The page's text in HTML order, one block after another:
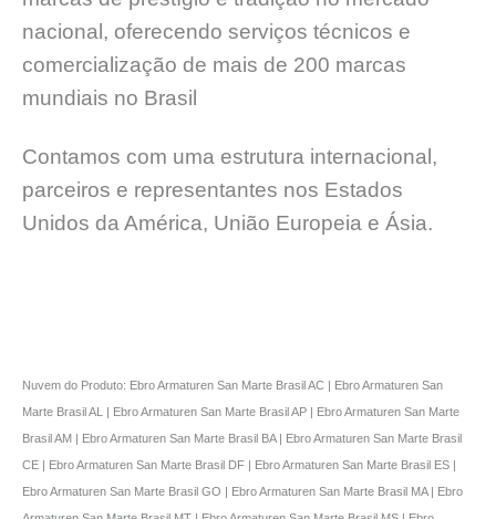
nacional, oferecendo serviços técnicos e
comercialização de mais de 200 marcas
mundiais no Brasil
Contamos com uma estrutura internacional,
parceiros e representantes nos Estados
Unidos da América, União Europeia e Ásia.
Nuvem do Produto: Ebro Armaturen San Marte Brasil AC | Ebro Armaturen San
Marte Brasil AL | Ebro Armaturen San Marte Brasil AP | Ebro Armaturen San Marte
Brasil AM | Ebro Armaturen San Marte Brasil BA | Ebro Armaturen San Marte Brasil
CE | Ebro Armaturen San Marte Brasil DF | Ebro Armaturen San Marte Brasil ES |
Ebro Armaturen San Marte Brasil GO | Ebro Armaturen San Marte Brasil MA | Ebro